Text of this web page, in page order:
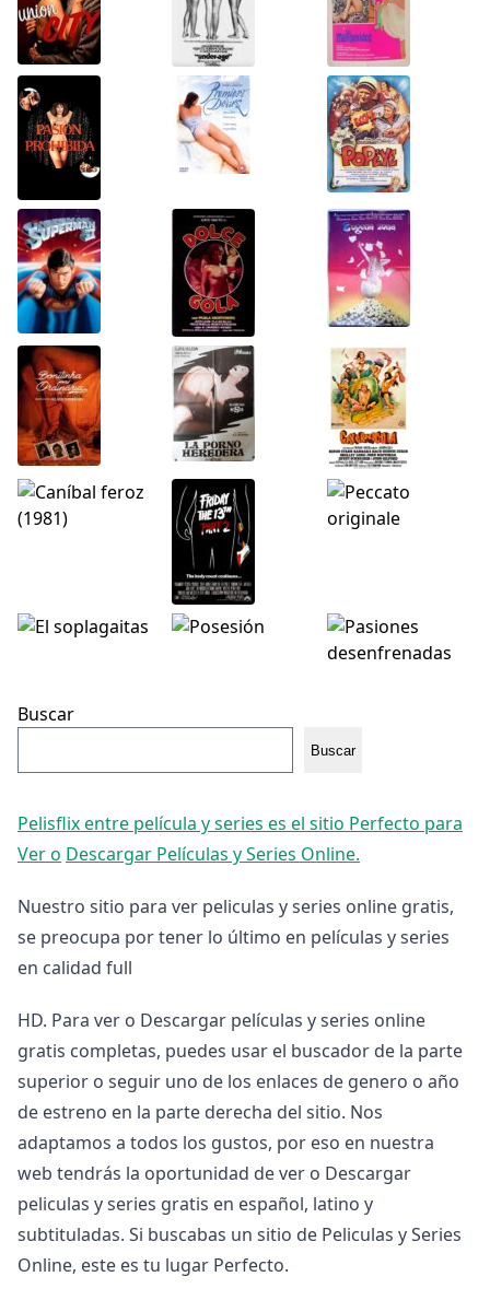
Buscar
Buscar
Pelisflix entre película y series es el sitio Perfecto para
Ver o Descargar Películas y Series Online.
Nuestro sitio para ver peliculas y series online gratis,
se preocupa por tener lo último en películas y series
en calidad full
HD. Para ver o Descargar películas y series online
gratis completas, puedes usar el buscador de la parte
superior o seguir uno de los enlaces de genero o año
de estreno en la parte derecha del sitio. Nos
adaptamos a todos los gustos, por eso en nuestra
web tendrás la oportunidad de ver o Descargar
peliculas y series gratis en español, latino y
subtituladas. Si buscabas un sitio de Peliculas y Series
Online, este es tu lugar Perfecto.